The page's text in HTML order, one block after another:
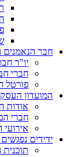
חבר הנאמנים
יו"ר
חברי
פורטל
המועדון
אודות
חברי
אירועי
ידידים